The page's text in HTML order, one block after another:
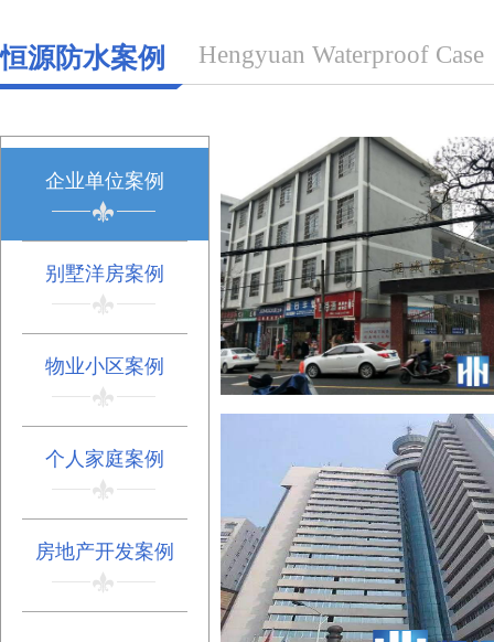
恒源防水案例 Hengyuan Waterproof Case
企业单位案例
别墅洋房案例
物业小区案例
个人家庭案例
房地产开发案例
衡阳市雁城路小学屋面
查看详情+